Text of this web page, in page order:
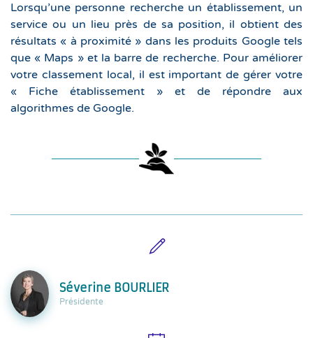
Lorsqu’une personne recherche un établissement, un
service ou un lieu près de sa position, il obtient des
résultats « à proximité » dans les produits Google tels
que « Maps » et la barre de recherche. Pour améliorer
votre classement local, il est important de gérer votre
« Fiche établissement » et de répondre aux
algorithmes de Google.
Séverine BOURLIER
Présidente